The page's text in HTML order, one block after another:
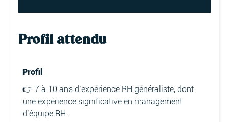
Profil attendu
Profil
👉 7 à 10 ans d’expérience RH généraliste, dont
une expérience significative en management
d’équipe RH.